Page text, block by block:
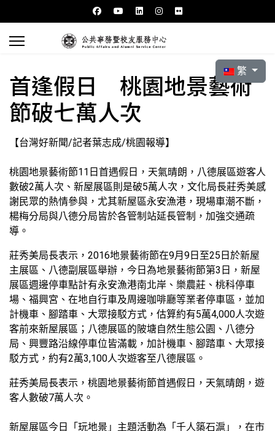
選擇你的語言
繁
首逢假日 桃園地景藝術
節破七萬人次
【台灣好新聞/記者葉志成/桃園報導】
桃園地景藝術節11日首遇假日，天氣晴朗，八德展區遊客人
數破2萬人次、新屋展區則是破5萬人次，文化局長莊秀美感
謝民眾的熱情參與，尤其新屋區永安漁港，現場車潮不斷，
楊梅分局與八德分局皆於各管制站延長管制，加強交通疏
導。
莊秀美局長表示，2016地景藝術節在9月9日至25日於新屋
主展區、八德副展區舉辦，今日為地景藝術節第3日，新屋
展區週邊停車點計有永安漁港南北岸、樂農莊、桃科停車
場、福興宮、在地自行車及周邊咖啡廳等業者停車區，並加
計機車、腳踏車、大眾接駁方式，估算約有5萬4,000人次遊
客前來新屋展區；八德展區的陂塘自然生態公園、八德分
局、興豐路沿線停車位皆滿載，加計機車、腳踏車、大眾接
駁方式，約有2萬3,100人次遊客至八德展區。
莊秀美局長表示，桃園地景藝術節首遇假日，天氣晴朗，遊
客人數破7萬人次。
新屋展區今日「玩地景」主題活動為「千人築石滬」，在市